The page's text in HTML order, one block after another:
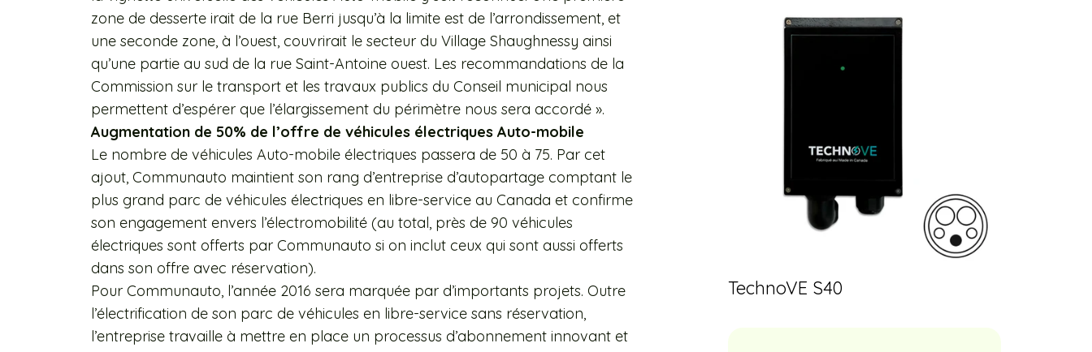
zone de desserte irait de la rue Berri jusqu’à la limite est de l’arrondissement, et
une seconde zone, à l’ouest, couvrirait le secteur du Village Shaughnessy ainsi
qu’une partie au sud de la rue Saint-Antoine ouest. Les recommandations de la
Commission sur le transport et les travaux publics du Conseil municipal nous
permettent d’espérer que l’élargissement du périmètre nous sera accordé ».
Augmentation de 50% de l’offre de véhicules électriques Auto-mobile
Le nombre de véhicules Auto-mobile électriques passera de 50 à 75. Par cet
ajout, Communauto maintient son rang d’entreprise d’autopartage comptant le
plus grand parc de véhicules électriques en libre-service au Canada et confirme
son engagement envers l’électromobilité (au total, près de 90 véhicules
électriques sont offerts par Communauto si on inclut ceux qui sont aussi offerts
dans son offre avec réservation).
Pour Communauto, l’année 2016 sera marquée par d’importants projets. Outre
l’électrification de son parc de véhicules en libre-service sans réservation,
l’entreprise travaille à mettre en place un processus d’abonnement innovant et
TechnoVE S40